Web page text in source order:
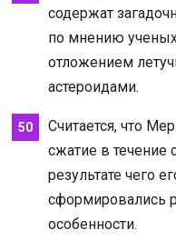
содержат
по мнению
отложением
астероидами.
Считается, что
сжатие в течение
результате чего
сформировались
особенности.